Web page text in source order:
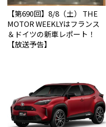
【第690回】8/8（土） THE
MOTOR WEEKLYはフランス
＆ドイツの新車レポート！
【放送予告】